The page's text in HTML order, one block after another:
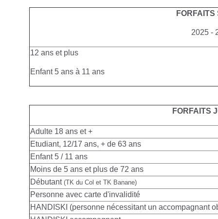
FORFAITS
2025 -
12 ans et plus
Enfant 5 ans à 11 ans
FORFAITS
Adulte 18 ans et +
Etudiant, 12/17 ans, + de 63 ans
Enfant 5 / 11 ans
Moins de 5 ans et plus de 72 ans
Débutant (TK du Col et TK Banane)
Personne avec carte d'invalidité
HANDISKI (personne nécessitant un accompagnant